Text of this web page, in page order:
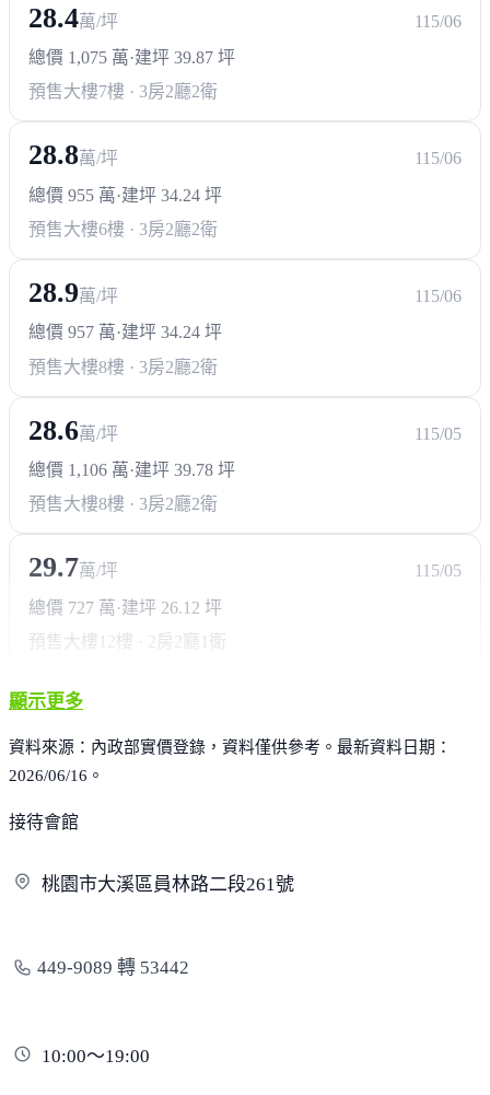
28.4萬/坪
115/06
總價 1,075 萬·建坪 39.87 坪
預售大樓7樓 · 3房2廳2衛
28.8萬/坪
115/06
總價 955 萬·建坪 34.24 坪
預售大樓6樓 · 3房2廳2衛
28.9萬/坪
115/06
總價 957 萬·建坪 34.24 坪
預售大樓8樓 · 3房2廳2衛
28.6萬/坪
115/05
總價 1,106 萬·建坪 39.78 坪
預售大樓8樓 · 3房2廳2衛
29.7萬/坪
115/05
總價 727 萬 ·建坪 26.12 坪
預售大樓 12樓 · 2房2廳1衛
顯示更多
資料來源：內政部實價登錄，資料僅供參考。最新資料日期：
2026/06/16。
接待會館
桃園市大溪區員林路二段261號
449-9089 轉 53442
10:00～19:00